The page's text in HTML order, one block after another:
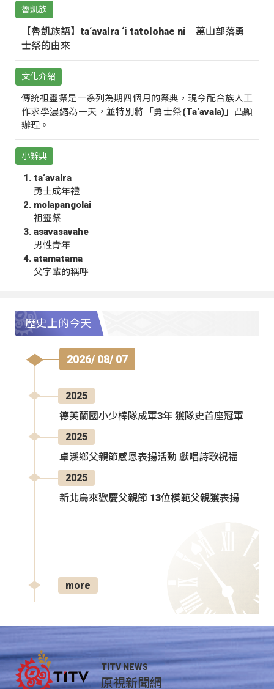
魯凱族
【魯凱族語】ta‘avalra ‘i tatolohae ni｜萬山部落勇
士祭的由來
文化介紹
傳統祖靈祭是一系列為期四個月的祭典，現今配合族人工
作求學濃縮為一天，並特別將「勇士祭(Ta‘avala)」凸顯
辦理。
小辭典
ta‘avalra
勇士成年禮
molapangolai
祖靈祭
asavasavahe
男性青年
atamatama
父字輩的稱呼
歷史上的今天
2026/ 08/ 07
2025
德芙蘭國小少棒隊成軍3年 獲隊史首座冠軍
2025
卓溪鄉父親節感恩表揚活動 獻唱詩歌祝福
2025
新北烏來歡慶父親節 13位模範父親獲表揚
more
TITV NEWS
原視新聞網